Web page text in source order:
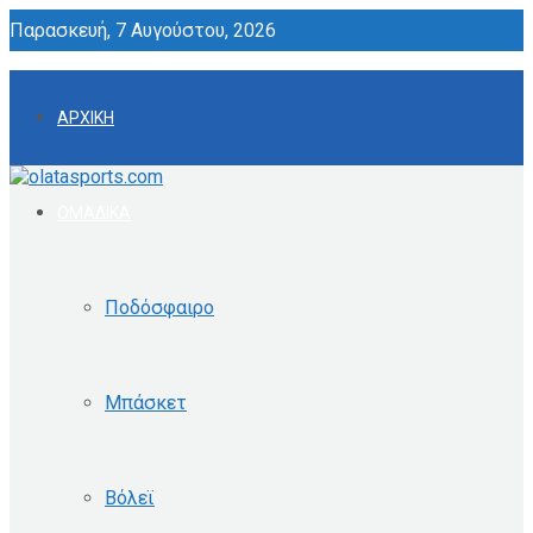
Παρασκευή, 7 Αυγούστου, 2026
ΑΡΧΙΚΗ
Ποδόσφαιρο
Μπάσκετ
Βόλεϊ